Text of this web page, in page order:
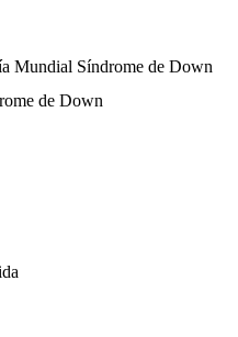
Mundial Síndrome de Down
de Down